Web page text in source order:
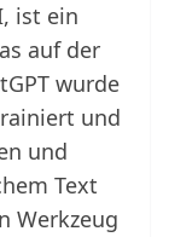
ist ein
auf der
wurde
und
und
Text
Werkzeug